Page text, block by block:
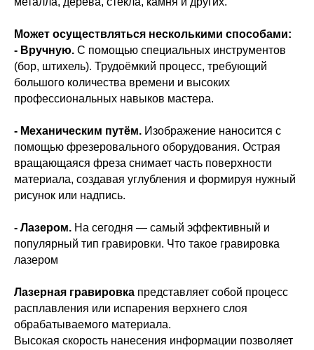
Может осуществляться несколькими способами:
- Вручную. С помощью специальных инструментов
(бор, штихель). Трудоёмкий процесс, требующий
большого количества времени и высоких
профессиональных навыков мастера.
- Механическим путём. Изображение наносится с
помощью фрезеровального оборудования. Острая
вращающаяся фреза снимает часть поверхности
материала, создавая углубления и формируя нужный
рисунок или надпись.
- Лазером. На сегодня — самый эффективный и
популярный тип гравировки. Что такое гравировка
лазером
Лазерная гравировка представляет собой процесс
расплавления или испарения верхнего слоя
обрабатываемого материала.
Высокая скорость нанесения информации позволяет